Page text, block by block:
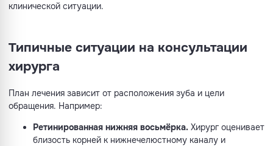
клинической ситуации.
Типичные ситуации на консультации
хирурга
План лечения зависит от расположения зуба и цели
обращения. Например:
Ретинированная нижняя восьмёрка. Хирург оценивает
близость корней к нижнечелюстному каналу и